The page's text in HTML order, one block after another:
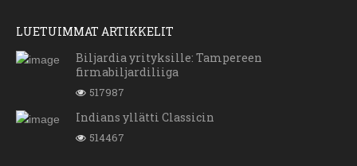
LUETUIMMAT ARTIKKELIT
Biljardia yrityksille: Tampereen
firmabiljardiliiga
517987
Indians yllätti Classicin
514467